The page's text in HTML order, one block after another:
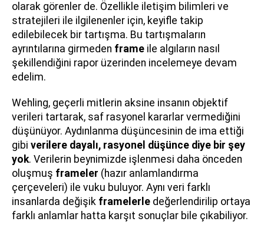
olarak görenler de. Özellikle iletişim bilimleri ve
stratejileri ile ilgilenenler için, keyifle takip
edilebilecek bir tartışma. Bu tartışmaların
ayrıntılarına girmeden frame ile algıların nasıl
şekillendiğini rapor üzerinden incelemeye devam
edelim.
Wehling, geçerli mitlerin aksine insanın objektif
verileri tartarak, saf rasyonel kararlar vermediğini
düşünüyor. Aydınlanma düşüncesinin de ima ettiği
gibi verilere dayalı, rasyonel düşünce diye bir şey
yok. Verilerin beynimizde işlenmesi daha önceden
oluşmuş frameler (hazır anlamlandırma
çerçeveleri) ile vuku buluyor. Aynı veri farklı
insanlarda değişik framelerle değerlendirilip ortaya
farklı anlamlar hatta karşıt sonuçlar bile çıkabiliyor.